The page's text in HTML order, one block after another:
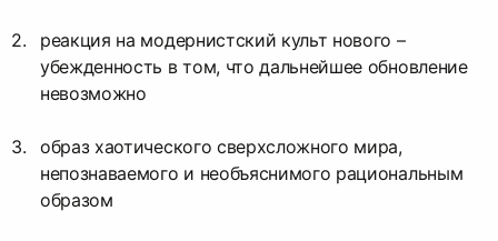
реакция на модернистский культ нового –
убежденность в том, что дальнейшее обновление
невозможно
образ хаотического сверхсложного мира,
непознаваемого и необъяснимого рациональным
образом